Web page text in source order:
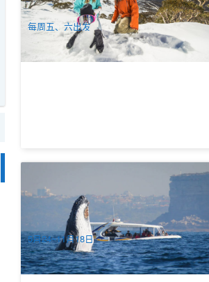
AUD $190.00
SYD04333
每周五、六出发
乘风破浪 | 悉尼赏鲸2.5小时刺激快艇(达
令港出发)
447 已预订
122.00 $128.00
SYD04081
5月24~11月18日